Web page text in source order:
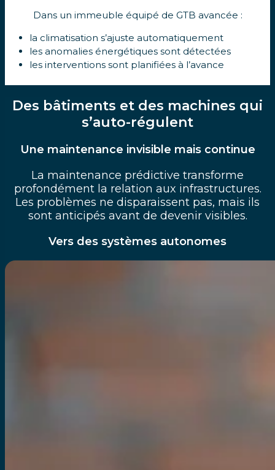
Dans un immeuble équipé de GTB avancée :
la climatisation s’ajuste automatiquement
les anomalies énergétiques sont détectées
les interventions sont planifiées à l’avance
Des bâtiments et des machines qui
s’auto-régulent
Une maintenance invisible mais continue
La maintenance prédictive transforme
profondément la relation aux infrastructures.
Les problèmes ne disparaissent pas, mais ils
sont anticipés avant de devenir visibles.
Vers des systèmes autonomes